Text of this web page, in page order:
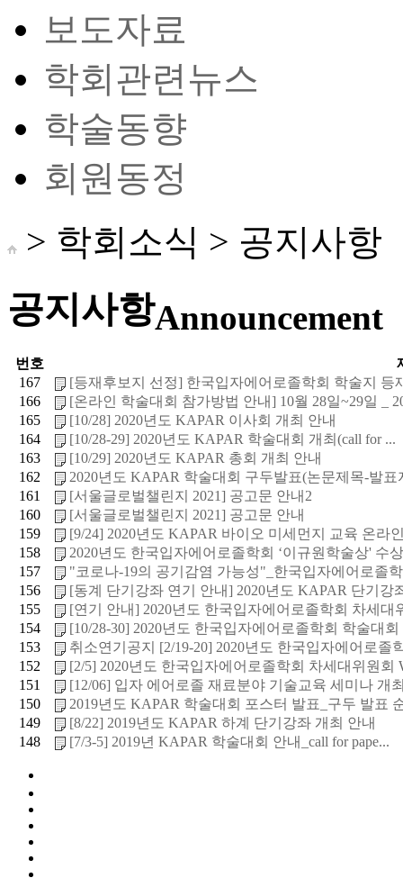
보도자료
학회관련뉴스
학술동향
회원동정
> 학회소식 > 공지사항
공지사항Announcement
번호
167
[등재후보지 선정] 한국입자에어로졸학회 학술지 등
166
[온라인 학술대회 참가방법 안내] 10월 28일~29일 _
165
[10/28] 2020년도 KAPAR 이사회 개최 안내
164
[10/28-29] 2020년도 KAPAR 학술대회 개최(call for ...
163
[10/29] 2020년도 KAPAR 총회 개최 안내
162
2020년도 KAPAR 학술대회 구두발표(논문제목-발표
161
[서울글로벌챌린지 2021] 공고문 안내2
160
[서울글로벌챌린지 2021] 공고문 안내
159
[9/24] 2020년도 KAPAR 바이오 미세먼지 교육 온라
158
2020년도 한국입자에어로졸학회 ‘이규원학술상' 수
157
"코로나-19의 공기감염 가능성"_한국입자에어로졸
156
[동계 단기강좌 연기 안내] 2020년도 KAPAR 단기강
155
[연기 안내] 2020년도 한국입자에어로졸학회 차세대
154
[10/28-30] 2020년도 한국입자에어로졸학회 학술대회
153
취소연기공지 [2/19-20] 2020년도 한국입자에어로졸
152
[2/5] 2020년도 한국입자에어로졸학회 차세대위원회
151
[12/06] 입자 에어로졸 재료분야 기술교육 세미나 개
150
2019년도 KAPAR 학술대회 포스터 발표_구두 발표
149
[8/22] 2019년도 KAPAR 하계 단기강좌 개최 안내
148
[7/3-5] 2019년 KAPAR 학술대회 안내_call for pape...